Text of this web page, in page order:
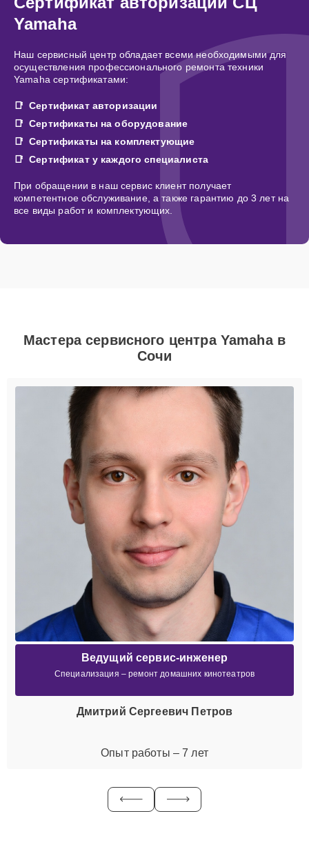
Yamaha
Наш сервисный центр обладает всеми необходимыми для
осуществления профессионального ремонта техники
Yamaha сертификатами:
Сертификат авторизации
Сертификаты на оборудование
Сертификаты на комплектующие
Сертификат у каждого специалиста
При обращении в наш сервис клиент получает
компетентное обслуживание, а также гарантию до 3 лет на
все виды работ и комплектующих.
Мастера сервисного центра Yamaha в
Сочи
Ведущий сервис-инженер
Специализация – ремонт домашних кинотеатров
Дмитрий Сергеевич Петров
Опыт работы – 7 лет